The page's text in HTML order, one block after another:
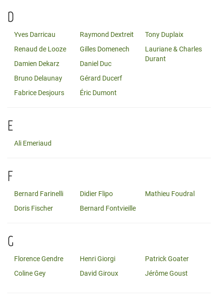
D
Yves Darricau
Renaud de Looze
Damien Dekarz
Bruno Delaunay
Fabrice Desjours
Raymond Dextreit
Gilles Domenech
Daniel Duc
Gérard Ducerf
Éric Dumont
Tony Duplaix
Lauriane & Charles
Durant
E
Ali Emeriaud
F
Bernard Farinelli
Doris Fischer
Didier Flipo
Bernard Fontvieille
Mathieu Foudral
G
Florence Gendre
Coline Gey
Henri Giorgi
David Giroux
Patrick Goater
Jérôme Goust